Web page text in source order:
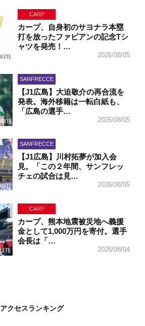
CARP
カープ、自身初のサヨナラ本塁
打を放ったファビアンの記念Tシ
ャツを発売！…
2026/08/05
SANFRECCE
【J1広島】大迫敬介の再合流を
発表。海外移籍は一転白紙も、
「広島の選手…
2026/08/05
SANFRECCE
【J1広島】川村拓夢が加入会
見。「この２年間、サンフレッ
チェの試合は見…
2026/08/05
CARP
カープ、熊本地震被災地へ義援
金として1,000万円を寄付。選手
会長は「…
2026/08/04
アクセスランキング